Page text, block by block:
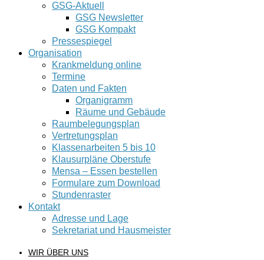
GSG-Aktuell
GSG Newsletter
GSG Kompakt
Pressespiegel
Organisation
Krankmeldung online
Termine
Daten und Fakten
Organigramm
Räume und Gebäude
Raumbelegungsplan
Vertretungsplan
Klassenarbeiten 5 bis 10
Klausurpläne Oberstufe
Mensa – Essen bestellen
Formulare zum Download
Stundenraster
Kontakt
Adresse und Lage
Sekretariat und Hausmeister
WIR ÜBER UNS